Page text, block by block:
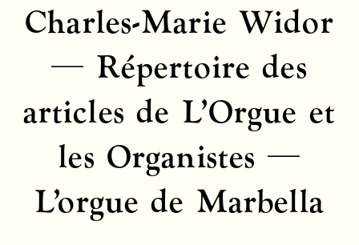
Charles-Marie Widor
— Répertoire des
articles de L’Orgue et
les Organistes —
L’orgue de Marbella